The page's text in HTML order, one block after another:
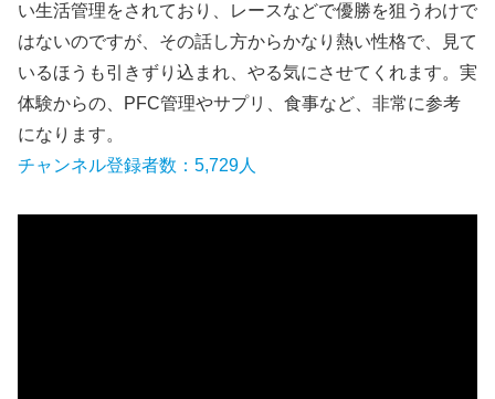
い生活管理をされており、レースなどで優勝を狙うわけで
はないのですが、その話し方からかなり熱い性格で、見て
いるほうも引きずり込まれ、やる気にさせてくれます。実
体験からの、PFC管理やサプリ、食事など、非常に参考
になります。
チャンネル登録者数：5,729人